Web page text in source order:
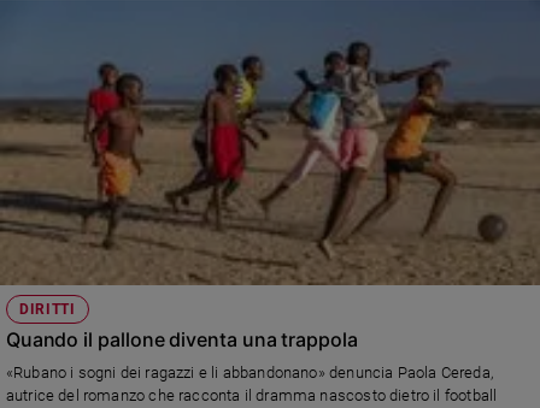
DIRITTI
Quando il pallone diventa una trappola
«Rubano i sogni dei ragazzi e li abbandonano» denuncia Paola Cereda,
autrice del romanzo che racconta il dramma nascosto dietro il football